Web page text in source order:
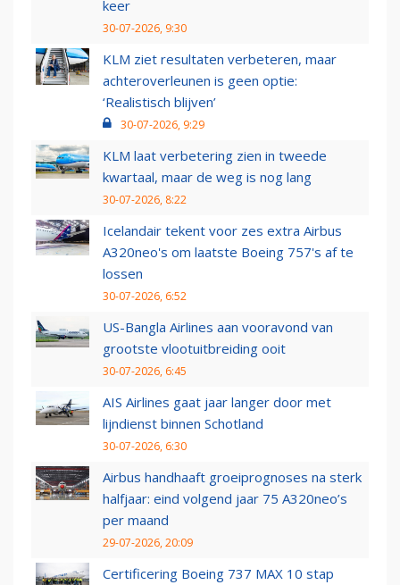
keer
30-07-2026, 9:30
KLM ziet resultaten verbeteren, maar
achteroverleunen is geen optie:
‘Realistisch blijven’
30-07-2026, 9:29
KLM laat verbetering zien in tweede
kwartaal, maar de weg is nog lang
30-07-2026, 8:22
Icelandair tekent voor zes extra Airbus
A320neo's om laatste Boeing 757's af te
lossen
30-07-2026, 6:52
US-Bangla Airlines aan vooravond van
grootste vlootuitbreiding ooit
30-07-2026, 6:45
AIS Airlines gaat jaar langer door met
lijndienst binnen Schotland
30-07-2026, 6:30
Airbus handhaaft groeiprognoses na sterk
halfjaar: eind volgend jaar 75 A320neo’s
per maand
29-07-2026, 20:09
Certificering Boeing 737 MAX 10 stap